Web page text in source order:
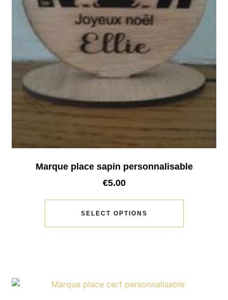
Marque place sapin personnalisable
€5.00
SELECT OPTIONS